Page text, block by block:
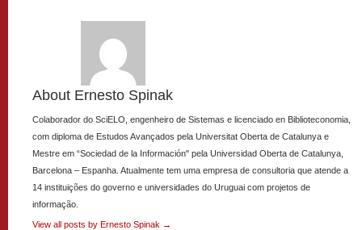
About Ernesto Spinak
Colaborador do SciELO, engenheiro de Sistemas e licenciado en Biblioteconomia,
com diploma de Estudos Avançados pela Universitat Oberta de Catalunya e
Mestre em “Sociedad de la Información" pela Universidad Oberta de Catalunya,
Barcelona – Espanha. Atualmente tem uma empresa de consultoria que atende a
14 instituições do governo e universidades do Uruguai com projetos de
informação.
View all posts by Ernesto Spinak →